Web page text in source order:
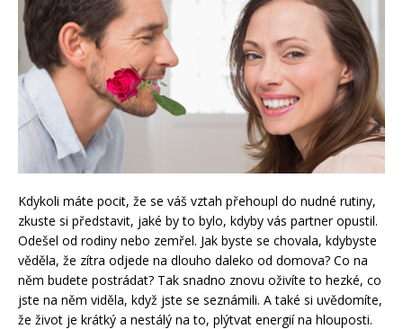
Kdykoli máte pocit, že se váš vztah přehoupl do nudné rutiny,
zkuste si představit, jaké by to bylo, kdyby vás partner opustil.
Odešel od rodiny nebo zemřel. Jak byste se chovala, kdybyste
věděla, že zítra odjede na dlouho daleko od domova? Co na
něm budete postrádat? Tak snadno znovu oživíte to hezké, co
jste na něm viděla, když jste se seznámili. A také si uvědomíte,
že život je krátký a nestálý na to, plýtvat energií na hlouposti.